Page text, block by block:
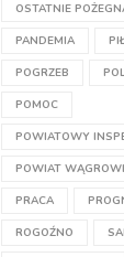
OSTATNIE
PANDEMIA
POGRZEB
POMOC
POWIATOWY
POWIAT
PRACA
ROGOŹNO